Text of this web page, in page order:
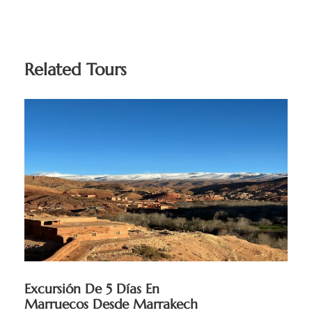
Related Tours
Excursión De 5 Días En
Marruecos Desde Marrakech